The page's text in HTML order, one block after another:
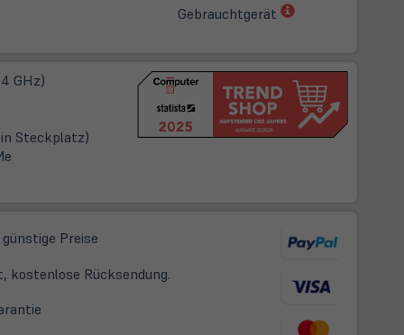
Gebrauchtgerät
(öffnet
Tab)
GHz)
Steckplatz)
Preise
kostenlose Rücksendung.